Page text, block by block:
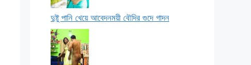
দুষ্টু পানি খেয়ে আবেদনময়ী বৌদির গুদে গাদন